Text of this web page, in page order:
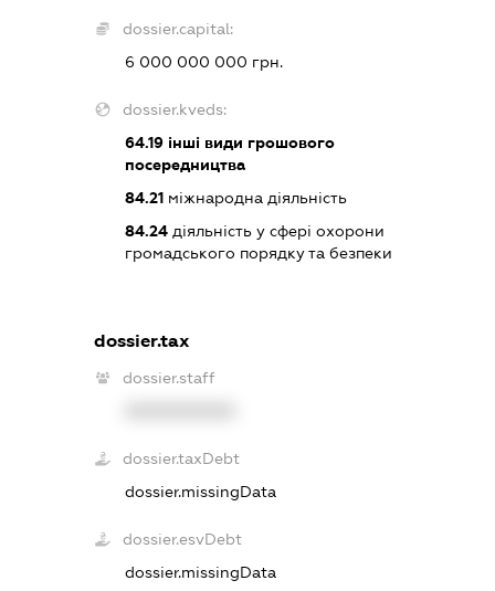
dossier.capital:
6 000 000 000 грн.
dossier.kveds:
64.19інші види грошового
посередництва
84.21міжнародна діяльність
84.24діяльність у сфері охорони
громадського порядку та безпеки
dossier.tax
dossier.staff
dossier.taxDebt
dossier.missingData
dossier.esvDebt
dossier.missingData